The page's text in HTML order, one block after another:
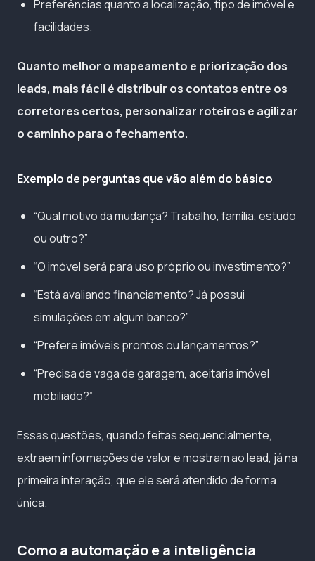
Preferências quanto a localização, tipo de imóvel e
facilidades.
Quanto melhor o mapeamento e priorização dos
leads, mais fácil é distribuir os contatos entre os
corretores certos, personalizar roteiros e agilizar
o caminho para o fechamento.
Exemplo de perguntas que vão além do básico
“Qual motivo da mudança? Trabalho, família, estudo
ou outro?”
“O imóvel será para uso próprio ou investimento?”
“Está avaliando financiamento? Já possui
simulações em algum banco?”
“Prefere imóveis prontos ou lançamentos?”
“Precisa de vaga de garagem, aceitaria imóvel
mobiliado?”
Essas questões, quando feitas sequencialmente,
extraem informações de valor e mostram ao lead, já na
primeira interação, que ele será atendido de forma
única.
Como a automação e a inteligência